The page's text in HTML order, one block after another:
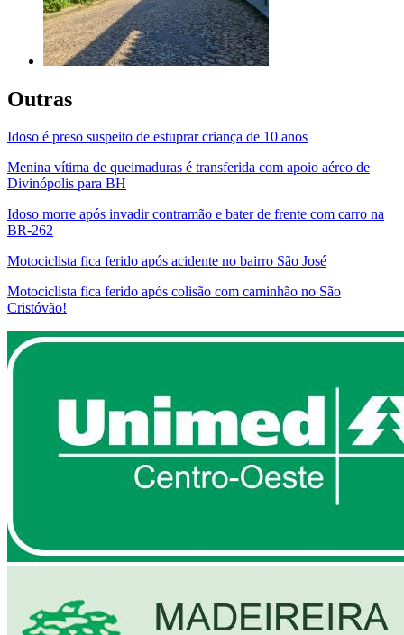
Outras
Idoso é preso suspeito de estuprar criança de 10 anos
Menina vítima de queimaduras é transferida com apoio aéreo de
Divinópolis para BH
Idoso morre após invadir contramão e bater de frente com carro na
BR-262
Motociclista fica ferido após acidente no bairro São José
Motociclista fica ferido após colisão com caminhão no São
Cristóvão!